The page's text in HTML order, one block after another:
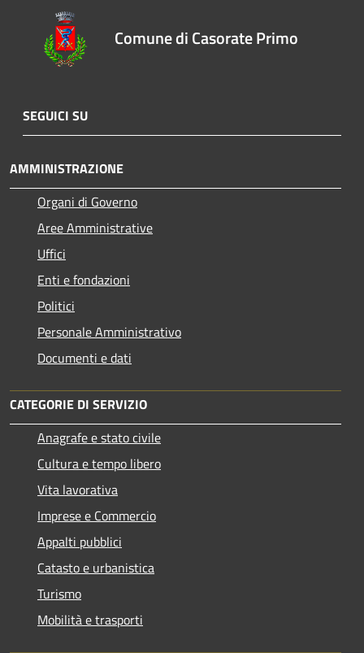
Comune di Casorate Primo
SEGUICI SU
AMMINISTRAZIONE
Organi di Governo
Aree Amministrative
Uffici
Enti e fondazioni
Politici
Personale Amministrativo
Documenti e dati
CATEGORIE DI SERVIZIO
Anagrafe e stato civile
Cultura e tempo libero
Vita lavorativa
Imprese e Commercio
Appalti pubblici
Catasto e urbanistica
Turismo
Mobilità e trasporti